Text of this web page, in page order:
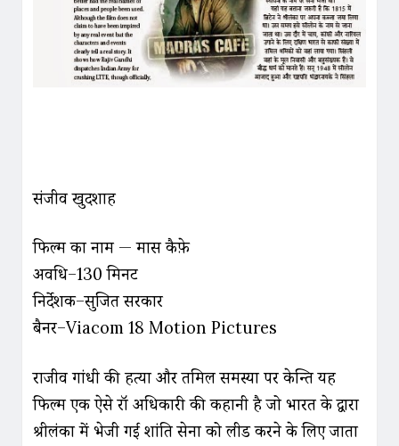
संजीव खुदशाह
फिल्म का नाम — मद्रास कैफ़े
अवधि–130 मिनट
निर्देशक–सुजित सरकार
बैनर–Viacom 18 Motion Pictures
राजीव गांधी की हत्या और तमिल समस्या पर केन्द्रित यह
फिल्म एक ऐसे रॉ अधिकारी की कहानी है जो भारत के द्वारा
श्रीलंका में भेजी गई शांति सेना को लीड करने के लिए जाता